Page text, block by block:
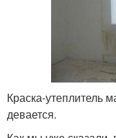
Краска-утеплитель
девается.